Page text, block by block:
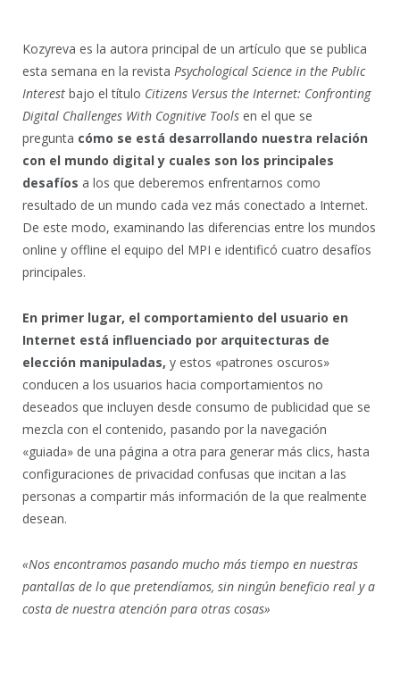
Kozyreva es la autora principal de un artículo que se publica
esta semana en la revista Psychological Science in the Public
Interest bajo el título Citizens Versus the Internet: Confronting
Digital Challenges With Cognitive Tools en el que se
pregunta cómo se está desarrollando nuestra relación
con el mundo digital y cuales son los principales
desafíos a los que deberemos enfrentarnos como
resultado de un mundo cada vez más conectado a Internet.
De este modo, examinando las diferencias entre los mundos
online y offline el equipo del MPI e identificó cuatro desafíos
principales.
En primer lugar, el comportamiento del usuario en
Internet está influenciado por arquitecturas de
elección manipuladas, y estos «patrones oscuros»
conducen a los usuarios hacia comportamientos no
deseados que incluyen desde consumo de publicidad que se
mezcla con el contenido, pasando por la navegación
«guiada» de una página a otra para generar más clics, hasta
configuraciones de privacidad confusas que incitan a las
personas a compartir más información de la que realmente
desean.
«Nos encontramos pasando mucho más tiempo en nuestras
pantallas de lo que pretendíamos, sin ningún beneficio real y a
costa de nuestra atención para otras cosas»